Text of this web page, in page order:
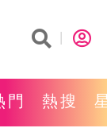
門 熱搜